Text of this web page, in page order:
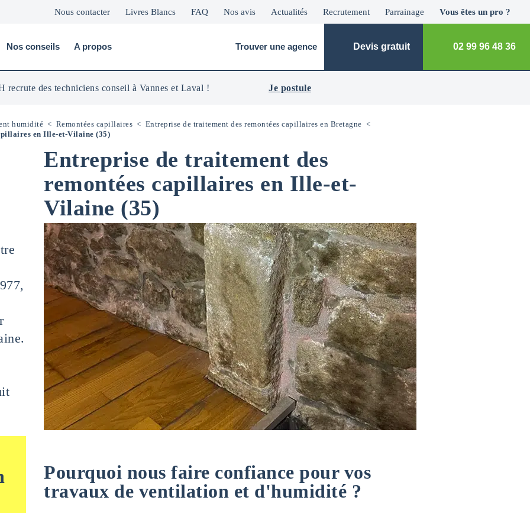
Nous contacter Livres Blancs FAQ Nos avis Actualités Recrutement Parrainage Vous êtes un pro ?
Nos conseils A propos Trouver une agence Devis gratuit 02 99 96 48 36
recrute des techniciens conseil à Vannes et Laval ! Je postule
humidité < Remontées capillaires < Entreprise de traitement des remontées capillaires en Bretagne <
en Ille-et-Vilaine (35)
Entreprise de traitement des
remontées capillaires en Ille-et-
Vilaine (35)
Pourquoi nous faire confiance pour vos
travaux de ventilation et d'humidité ?